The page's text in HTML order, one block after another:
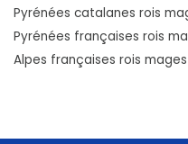
Pyrénées catalanes rois
Pyrénées françaises rois
Alpes françaises rois mages